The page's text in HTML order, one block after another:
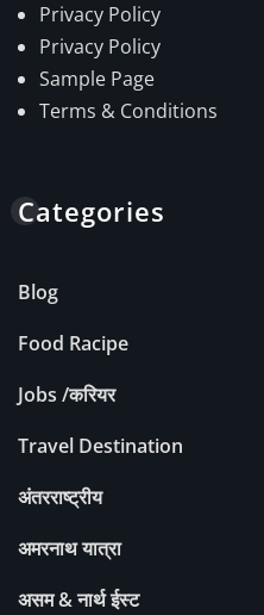
Privacy Policy
Privacy Policy
Sample Page
Terms & Conditions
Categories
Blog
Food Racipe
Jobs /करियर
Travel Destination
अंतरराष्ट्रीय
अमरनाथ यात्रा
असम & नार्थ ईस्ट